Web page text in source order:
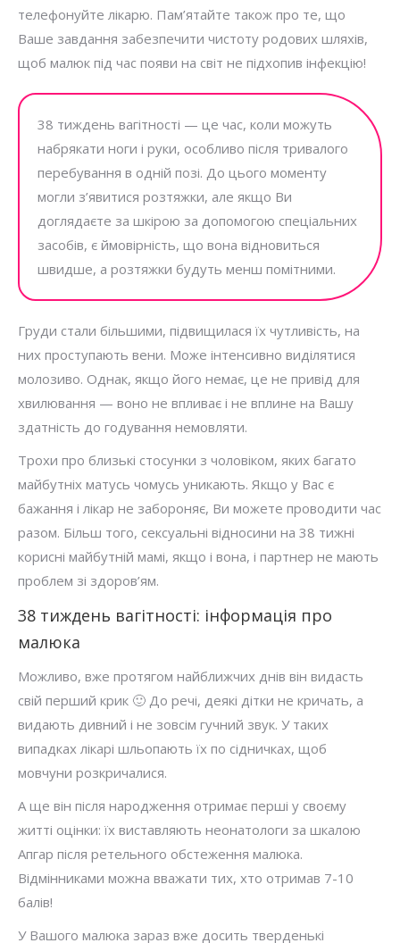
телефонуйте лікарю. Пам’ятайте також про те, що
Ваше завдання забезпечити чистоту родових шляхів,
щоб малюк під час появи на світ не підхопив інфекцію!
38 тиждень вагітності — це час, коли можуть
набрякати ноги і руки, особливо після тривалого
перебування в одній позі. До цього моменту
могли з’явитися розтяжки, але якщо Ви
доглядаєте за шкірою за допомогою спеціальних
засобів, є ймовірність, що вона відновиться
швидше, а розтяжки будуть менш помітними.
Груди стали більшими, підвищилася їх чутливість, на
них проступають вени. Може інтенсивно виділятися
молозиво. Однак, якщо його немає, це не привід для
хвилювання — воно не впливає і не вплине на Вашу
здатність до годування немовляти.
Трохи про близькі стосунки з чоловіком, яких багато
майбутніх матусь чомусь уникають. Якщо у Вас є
бажання і лікар не забороняє, Ви можете проводити час
разом. Більш того, сексуальні відносини на 38 тижні
корисні майбутній мамі, якщо і вона, і партнер не мають
проблем зі здоров’ям.
38 тиждень вагітності: інформація про
малюка
Можливо, вже протягом найближчих днів він видасть
свій перший крик 🙂 До речі, деякі дітки не кричать, а
видають дивний і не зовсім гучний звук. У таких
випадках лікарі шльопають їх по сідничках, щоб
мовчуни розкричалися.
А ще він після народження отримає перші у своєму
житті оцінки: їх виставляють неонатологи за шкалою
Апгар після ретельного обстеження малюка.
Відмінниками можна вважати тих, хто отримав 7-10
балів!
У Вашого малюка зараз вже досить тверденькі